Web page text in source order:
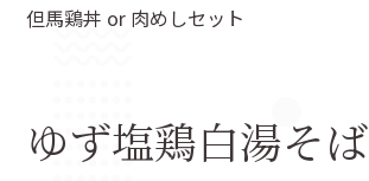
但馬鶏丼 or 肉めしセット
ゆず塩鶏白湯そば